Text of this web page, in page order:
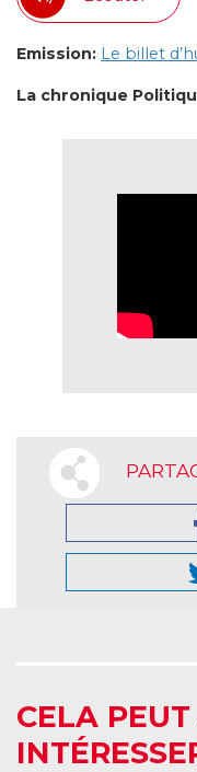
Emission: Le billet
La chronique
CELA